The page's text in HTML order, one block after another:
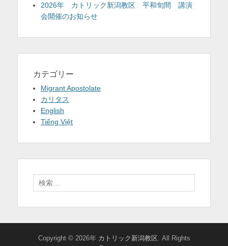
2026年 カトリック新潟教区 平和旬間 講演
会開催のお知らせ
カテゴリー
Migrant Apostolate
カリタス
English
Tiếng Việt
索:
Copyright © 2026年 カトリック新潟教区 . All Rights